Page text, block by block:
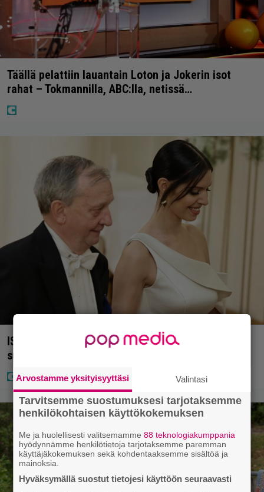
Täällä pelattiin lauantain Loton ja Jokerin isot
rahat – Tokmannilla, ABC:lla, netissä…
IS: Hjalliksen ja Jasminen häissä suomalainen
supertähti
Arvostamme yksityisyyttäsi Valintasi
Tarvitsemme suostumuksesi tarjotaksemme
henkilökohtaisen käyttökokemuksen
Me ja huolellisesti valitsemamme88 teknologiakumppania
hyödynnämme henkilötietoja tarjotaksemme paremman
käyttäjäkokemuksen sekä kohdentaaksemme sisältöä ja
mainoksia.
Hyväksymällä suostut tietojesi käyttöön seuraavasti